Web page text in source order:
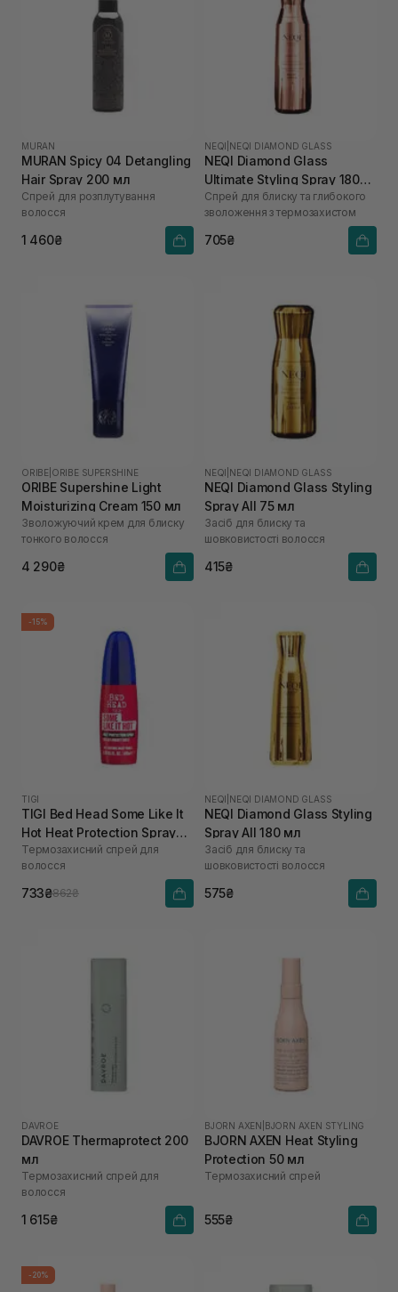
MURAN
MURAN Spicy 04 Detangling
Hair Spray 200 мл
Спрей для розплутування
волосся
1 460₴
NEQI NEQI DIAMOND GLASS
NEQI Diamond Glass
Ultimate Styling Spray 180
мл
Спрей для блиску та глибокого
зволоження з термозахистом
705₴
ORIBE ORIBE SUPERSHINE
ORIBE Supershine Light
Moisturizing Cream 150 мл
Зволожуючий крем для блиску
тонкого волосся
4 290₴
NEQI NEQI DIAMOND GLASS
NEQI Diamond Glass Styling
Spray All 75 мл
Засіб для блиску та
шовковистості волосся
415₴
-15%
TIGI
TIGI Bed Head Some Like It
Hot Heat Protection Spray
100 мл
Термозахисний спрей для
волосся
733₴862₴
NEQI NEQI DIAMOND GLASS
NEQI Diamond Glass Styling
Spray All 180 мл
Засіб для блиску та
шовковистості волосся
575₴
DAVROE
DAVROE Thermaprotect 200
мл
Термозахисний спрей для
волосся
1 615₴
BJORN AXEN BJORN AXEN STYLING
BJORN AXEN Heat Styling
Protection 50 мл
Термозахисний спрей
555₴
-20%